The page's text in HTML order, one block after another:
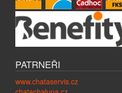
PATRNEŘI
www.chataservis.cz